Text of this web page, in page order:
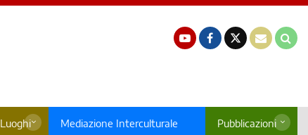
Luoghi Mediazione Interculturale Pubblicazioni